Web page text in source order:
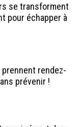
se transforment
pour échapper à
rendez-
prévenir !